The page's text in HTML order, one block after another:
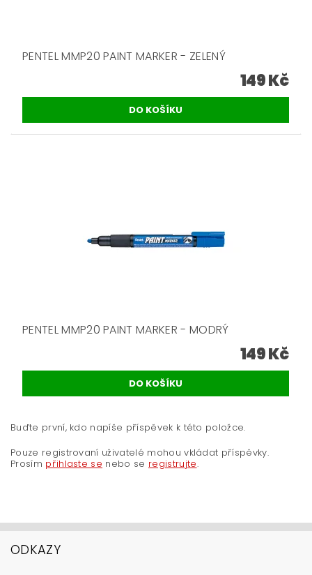
PENTEL MMP20 PAINT MARKER - ZELENÝ
149 Kč
PENTEL MMP20 PAINT MARKER - MODRÝ
149 Kč
Buďte první, kdo napíše příspěvek k této položce.
Pouze registrovaní uživatelé mohou vkládat příspěvky.
Prosím přihlaste se nebo se registrujte.
ODKAZY